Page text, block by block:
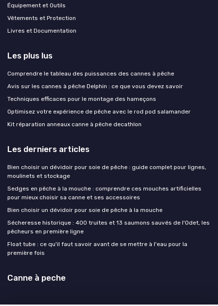
Équipement et Outils
Vêtements et Protection
Livres et Documentation
Les plus lus
Comprendre le tableau des puissances des cannes à pêche
Avis sur les cannes à pêche Delphin : ce que vous devez savoir
Techniques efficaces pour le montage des hameçons
Optimisez votre expérience de pêche avec le rod pod salamander
Kit réparation anneaux canne à pêche decathlon
Les derniers articles
Bien choisir un dévidoir pour soie de pêche : guide complet pour lignes,
moulinets et stockage
Sedges en pêche à la mouche : comprendre ces mouches artificielles
pour mieux choisir sa canne et ses accessoires
Bien choisir un dévidoir pour soie de pêche à la mouche
Sécheresse historique : 400 truites et 13 saumons sauvés de l'Odet, les
pêcheurs en première ligne
Float tube : ce qu'il faut savoir avant de se mettre à l'eau pour la
première fois
Canne à peche